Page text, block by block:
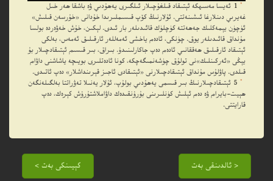
*
1 ئەيسا مەسىھكە ئېتىقاد قىلغۇچىلار ئىلگىرى يەھۇدىي ۋە باشقا ھەر خىل
غەيرىي دىنلارغا ئىشىنەتتى. ئۇلارنىڭ كۆپ قىسىملىرىدا خۇدانى «خۇرسەن قىلىش»
ئۈچۈن يېمەكلىك جەھەتتە كۈچلۈك قائىدىلەر بار ئىدى. لېكىن، خۇش خەۋەردە بولسا
مۇنداق قائىدىلەر يوق. چۈنكى، ئادەم ياخشى ئەمەللەر ئارقىلىق ئەمەس، بەلكى
ئېتىقاد ئارقىلىق ھەققانىي ئادەم دەپ جاكارلىنىدۇ. بىراق، بىر قىسىم ئېتىقادچىلار بۇ
يېڭى «ئەركىنلىك»نى تولۇق چۈشەنمىگەچكە، كونا ئادەتلىرى بويىچە ياشاشنى داۋام
قىلدى. پاۋلۇس مۇنداق ئېتىقادچىلارنى «ئېتىقادى ئاجىز قېرىنداشلار» دەپ ئاتىدى.
*
5 ئېتىقادچىلارنىڭ بىر قىسمى يەھۇدىي بولۇپ، ئۇلار يەنىلا تەۋراتتا بەلگىلەنگەن
ھېيت-بايرام ۋە دەم ئېلىش كۈنلىرىنى بۇرۇنقىدەك داۋاملاشتۇرۇش كېرەك، دەپ
قارايتتى.
< ئالدىنقى بەت كېيىنكى بەت >